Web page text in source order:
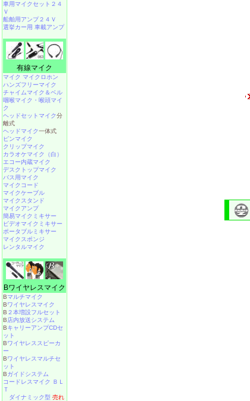
車用マイクセット２４
Ｖ
船舶用アンプ２４Ｖ
選挙カー用 車載アンプ
有線マイク
マイク マイクロホン
ハンズフリーマイク
チャイムマイク＆ベル
咽喉マイク・喉頭マイ
ク
ヘッドセットマイク分
離式
ヘッドマイク一体式
ピンマイク
クリップマイク
カラオケマイク（白）
エコー内蔵マイク
デスクトップマイク
バス用マイク
マイクコード
マイクケーブル
マイクスタンド
マイクアンプ
簡易マイクミキサー
ビデオマイクミキサー
ポータブルミキサー
マイクスポンジ
レンタルマイク
Bワイヤレスマイク
Bマルチマイク
Bワイヤレスマイク
B ２本増設フルセット
B店内放送システム
BキャリーアンプCDセ
ット
Bワイヤレススピーカ
ー
Bワイヤレスマルチセ
ット
Bガイドシステム
コードレスマイク ＢＬ
Ｔ
ダイナミック型 売れ